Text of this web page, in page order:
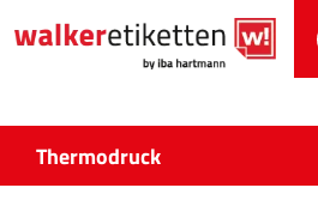
Inhalt
Thermodruck